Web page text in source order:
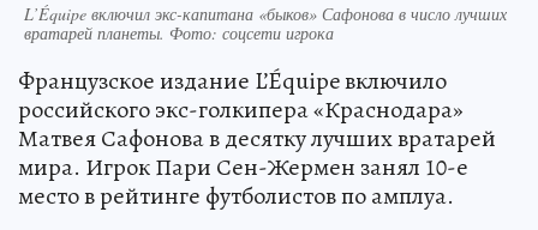
L’Équipe включил экс-капитана «быков» Сафонова в число лучших
вратарей планеты. Фото: соцсети игрока
Французское издание L’Équipe включило
российского экс-голкипера «Краснодара»
Матвея Сафонова в десятку лучших вратарей
мира. Игрок Пари Сен-Жермен занял 10-е
место в рейтинге футболистов по амплуа.